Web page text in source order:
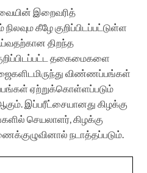
இறைவரித்
கீழே குறிப்பிடப்பட்டுள்ள
திறந்த
தகைமைகளை
விண்ணப்பங்கள்
ஏற்றுக்கொள்ளப்படும்
இப்பரீட்சையானது கிழக்கு
செயலாளர், கிழக்கு
நடாத்தப்படும்.